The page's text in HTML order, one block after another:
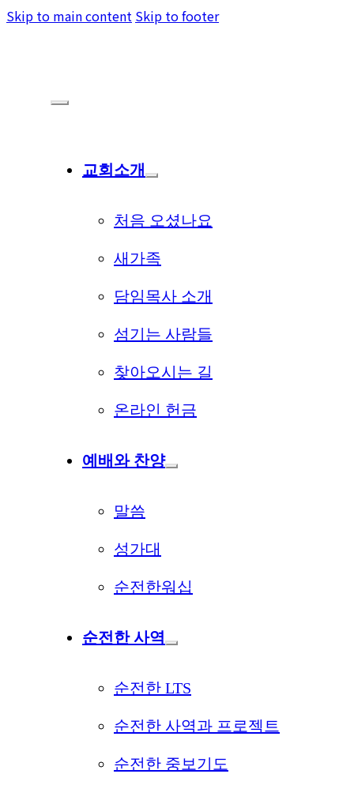
Skip to main content Skip to footer
교회소개
처음 오셨나요
새가족
담임목사 소개
섬기는 사람들
찾아오시는 길
온라인 헌금
예배와 찬양
말씀
성가대
순전한워십
순전한 사역
순전한 LTS
순전한 사역과 프로젝트
순전한 중보기도